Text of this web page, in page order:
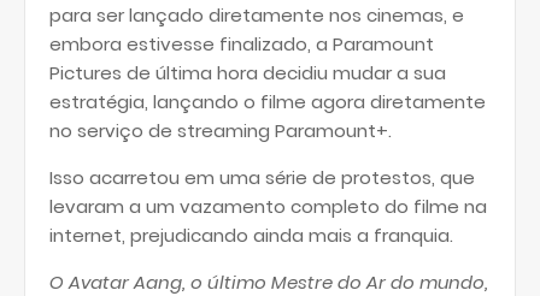
para ser lançado diretamente nos cinemas, e
embora estivesse finalizado, a Paramount
Pictures de última hora decidiu mudar a sua
estratégia, lançando o filme agora diretamente
no serviço de streaming Paramount+.
Isso acarretou em uma série de protestos, que
levaram a um vazamento completo do filme na
internet, prejudicando ainda mais a franquia.
O Avatar Aang, o último Mestre do Ar do mundo,